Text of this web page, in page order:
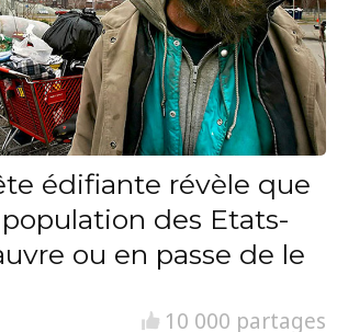
édifiante révèle que
des Etats-
ou en passe de le
10 000 partages